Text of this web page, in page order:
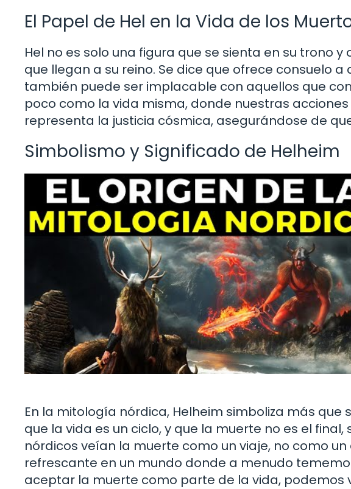
El Papel de Hel en la Vida de los
Hel no es solo una figura que se sienta en su trono
que llegan a su reino. Se dice que ofrece consuelo
también puede ser implacable con aquellos que
poco como la vida misma, donde nuestras
representa la justicia cósmica, asegurándose de
Simbolismo y Significado de Helheim
En la mitología nórdica, Helheim simboliza más que
que la vida es un ciclo, y que la muerte no es el
nórdicos veían la muerte como un viaje, no como
refrescante en un mundo donde a menudo
aceptar la muerte como parte de la vida, podemos